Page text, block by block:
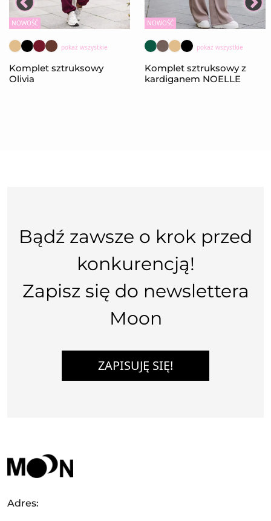
NOWOŚĆ
pokaż wszystkie
Komplet sztruksowy
Olivia
NOWOŚĆ
pokaż wszystkie
Komplet sztruksowy z
kardiganem NOELLE
Bądź zawsze o krok przed
konkurencją!
Zapisz się do newslettera
Moon
ZAPISUJĘ SIĘ!
Adres: